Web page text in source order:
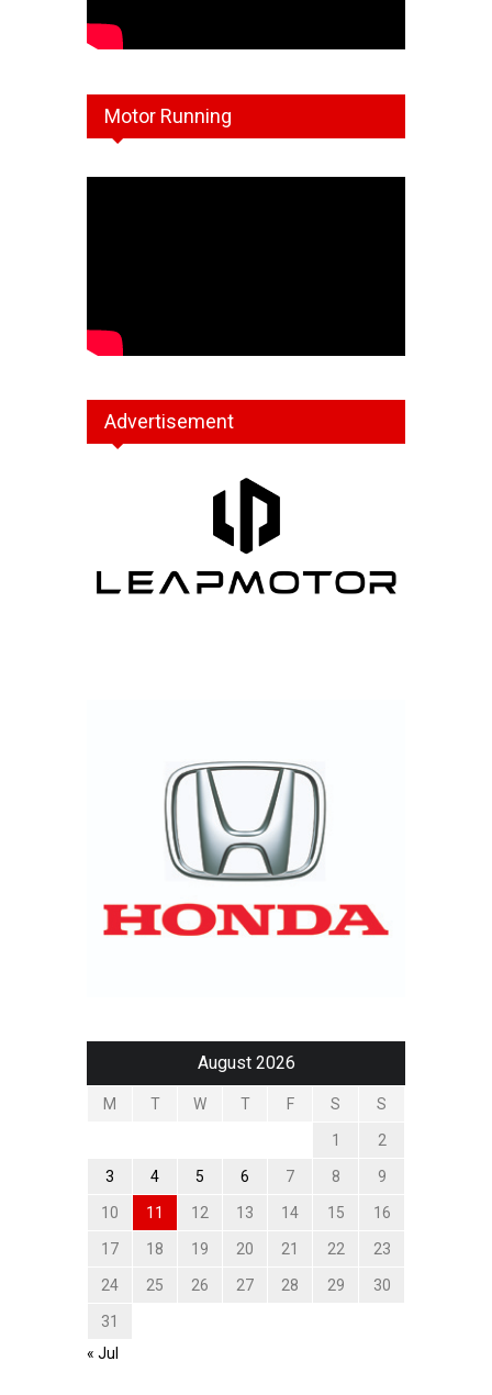
Motor Running
Advertisement
August 2026
M T W T F S S
1 2
3 4 5 6 7 8 9
10 11 12 13 14 15 16
17 18 19 20 21 22 23
24 25 26 27 28 29 30
31
« Jul